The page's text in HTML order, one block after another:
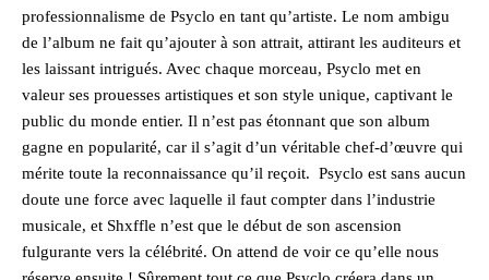
professionnalisme de Psyclo en tant qu’artiste. Le nom ambigu
de l’album ne fait qu’ajouter à son attrait, attirant les auditeurs et
les laissant intrigués. Avec chaque morceau, Psyclo met en
valeur ses prouesses artistiques et son style unique, captivant le
public du monde entier. Il n’est pas étonnant que son album
gagne en popularité, car il s’agit d’un véritable chef-d’œuvre qui
mérite toute la reconnaissance qu’il reçoit. Psyclo est sans aucun
doute une force avec laquelle il faut compter dans l’industrie
musicale, et Shxffle n’est que le début de son ascension
fulgurante vers la célébrité. On attend de voir ce qu’elle nous